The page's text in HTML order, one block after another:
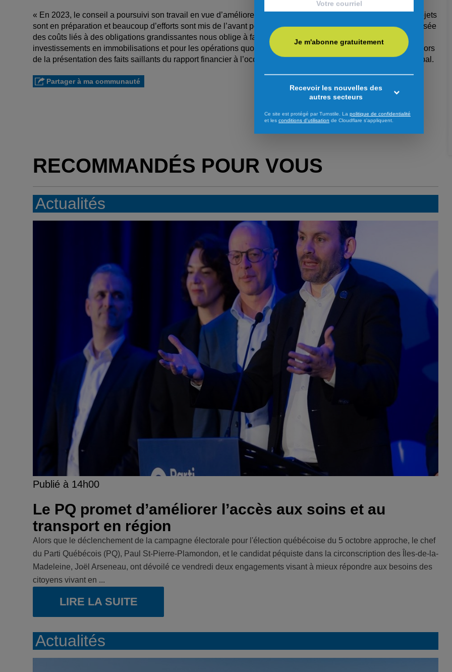
« En 2023, le conseil a poursuivi son travail en vue d’améliorer la qualité de vie de ses citoyens. Plusieurs projets
sont en préparation et beaucoup d’efforts sont mis de l’avant pour leur concrétisation. L’augmentation généralisée
des coûts liés à des obligations grandissantes nous oblige à faire des choix toujours plus judicieux dans nos
investissements en immobilisations et pour les opérations quotidiennes », a commenté le maire Luc Gibbons lors
de la présentation des faits saillants du rapport financier à l’occasion de la dernière séance du conseil municipal.
Partager à ma communauté
RECOMMANDÉS POUR VOUS
Actualités
Publié à 14h00
Le PQ promet d’améliorer l’accès aux soins et au
transport en région
Alors que le déclenchement de la campagne électorale pour l'élection québécoise du 5 octobre approche, le chef
du Parti Québécois (PQ), Paul St-Pierre-Plamondon, et le candidat péquiste dans la circonscription des Îles-de-la-
Madeleine, Joël Arseneau, ont dévoilé ce vendredi deux engagements visant à mieux répondre aux besoins des
citoyens vivant en ...
LIRE LA SUITE
Actualités
Je m'abonne gratuitement
Recevoir les nouvelles des
autres secteurs
Ce site est protégé par Turnstile. La politique de confidentialité
et les conditions d'utilisation de Cloudflare s'appliquent.